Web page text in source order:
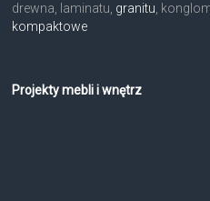
drewna, laminatu, granitu,
kompaktowe
Projekty mebli i wnętrz